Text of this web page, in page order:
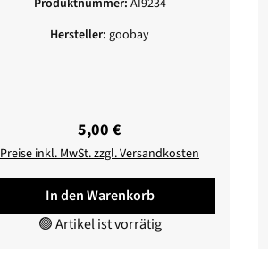
Hersteller: goobay
Regulärer Preis:
5,00 €
Preise inkl. MwSt. zzgl. Versandkosten
In den Warenkorb
🟢 Artikel ist vorrätig